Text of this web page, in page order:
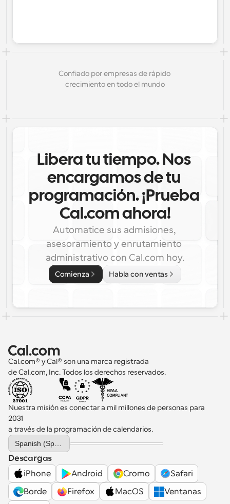
Confiado por empresas de rápido
crecimiento en todo el mundo
Libera tu tiempo. Nos
encargamos de tu
programación. ¡Prueba
Cal.com ahora!
Automatice sus admisiones,
asesoramiento y enrutamiento
administrativo con Cal.com hoy.
Comienza Habla con ventas
Cal.com® y Cal® son una marca registrada
de Cal.com, Inc. Todos los derechos reservados.
Nuestra misión es conectar a mil millones de personas para
2031
a través de la programación de calendarios.
Select Language
Descargas
iPhone
Android Cromo
Safari
Borde
Firefox MacOS
Ventanas